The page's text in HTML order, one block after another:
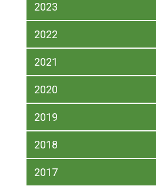
2023
2022
2021
2020
2019
2018
2017